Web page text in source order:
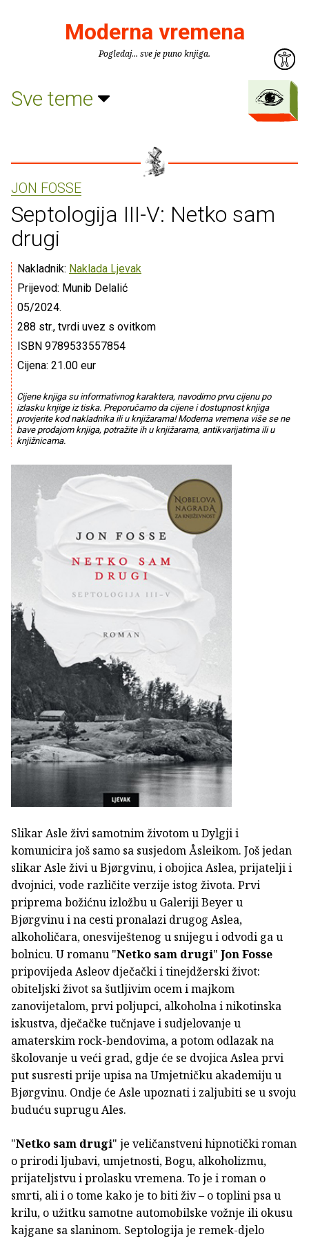
Moderna vremena
Pogledaj... sve je puno knjiga.
Sve teme
JON FOSSE
Septologija III-V: Netko sam
drugi
Nakladnik: Naklada Ljevak
Prijevod: Munib Delalić
05/2024.
288 str., tvrdi uvez s ovitkom
ISBN 9789533557854
Cijena: 21.00 eur
Cijene knjiga su informativnog karaktera, navodimo prvu cijenu po
izlasku knjige iz tiska. Preporučamo da cijene i dostupnost knjiga
provjerite kod nakladnika ili u knjižarama! Moderna vremena više se ne
bave prodajom knjiga, potražite ih u knjižarama, antikvarijatima ili u
knjižnicama.
Slikar Asle živi samotnim životom u Dylgji i
komunicira još samo sa susjedom Åsleikom. Još jedan
slikar Asle živi u Bjørgvinu, i obojica Aslea, prijatelji i
dvojnici, vode različite verzije istog života. Prvi
priprema božićnu izložbu u Galeriji Beyer u
Bjørgvinu i na cesti pronalazi drugog Aslea,
alkoholičara, onesviještenog u snijegu i odvodi ga u
bolnicu. U romanu "Netko sam drugi" Jon Fosse
pripovijeda Asleov dječački i tinejdžerski život:
obiteljski život sa šutljivim ocem i majkom
zanovijetalom, prvi poljupci, alkoholna i nikotinska
iskustva, dječačke tučnjave i sudjelovanje u
amaterskim rock-bendovima, a potom odlazak na
školovanje u veći grad, gdje će se dvojica Aslea prvi
put susresti prije upisa na Umjetničku akademiju u
Bjørgvinu. Ondje će Asle upoznati i zaljubiti se u svoju
buduću suprugu Ales.
"Netko sam drugi" je veličanstveni hipnotički roman
o prirodi ljubavi, umjetnosti, Bogu, alkoholizmu,
prijateljstvu i prolasku vremena. To je i roman o
smrti, ali i o tome kako je to biti živ – o toplini psa u
krilu, o užitku samotne automobilske vožnje ili okusu
kajgane sa slaninom. Septologija je remek-djelo